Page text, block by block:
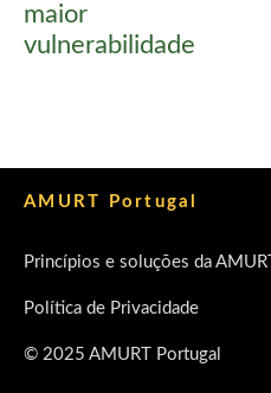
maior
vulnerabilidade
AMURT Portugal
Princípios e soluções da AMURT
Política de Privacidade
© 2025 AMURT Portugal